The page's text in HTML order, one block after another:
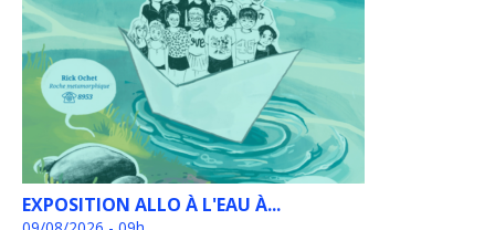
EXPOSITION ALLO À L'EAU À...